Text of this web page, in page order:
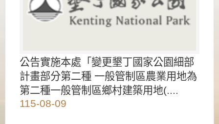
公告實施本處「變更墾丁國家公園細部
計畫部分第二種 一般管制區農業用地為
第二種一般管制區鄉村建築用地(....
115-08-09